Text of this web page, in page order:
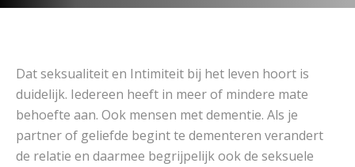
Dat seksualiteit en Intimiteit bij het leven hoort is
duidelijk. Iedereen heeft in meer of mindere mate
behoefte aan. Ook mensen met dementie. Als je
partner of geliefde begint te dementeren verandert
de relatie en daarmee begrijpelijk ook de seksuele